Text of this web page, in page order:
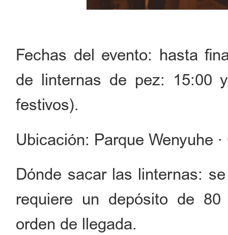
Fechas del evento: hasta
de linternas de pez: 15:00
festivos).
Ubicación: Parque Wenyuhe
Dónde sacar las linternas:
requiere un depósito de
orden de llegada.